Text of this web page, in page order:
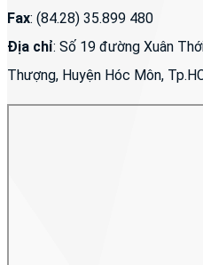
Fax: (84.28) 35.899 480
Địa chỉ: Số 19 đường Xuân
Thượng, Huyện Hóc Môn,